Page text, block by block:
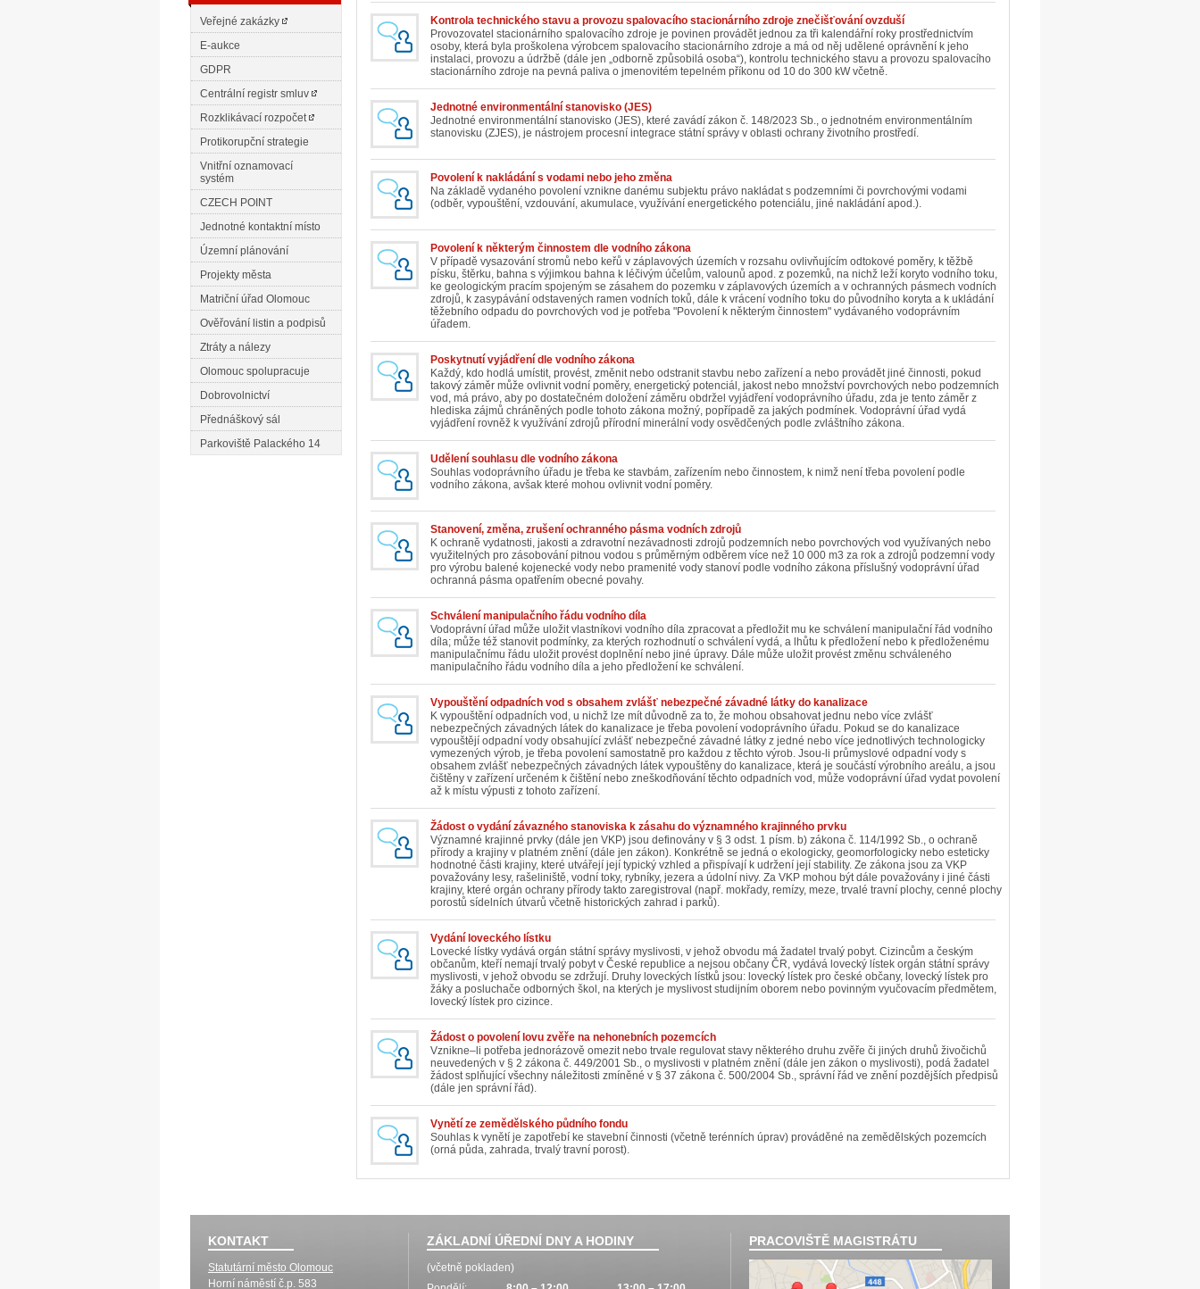
Veřejné zakázky
E-aukce
GDPR
Centrální registr smluv
Rozklikávací rozpočet
Protikorupční strategie
Vnitřní oznamovací
systém
CZECH POINT
Jednotné kontaktní místo
Územní plánování
Projekty města
Matriční úřad Olomouc
Ověřování listin a podpisů
Ztráty a nálezy
Olomouc spolupracuje
Dobrovolnictví
Přednáškový sál
Parkoviště Palackého 14
Kontrola technického stavu a provozu spalovacího stacionárního zdroje znečišťování ovzduší
Provozovatel stacionárního spalovacího zdroje je povinen provádět jednou za tři kalendářní roky prostřednictvím
osoby, která byla proškolena výrobcem spalovacího stacionárního zdroje a má od něj udělené oprávnění k jeho
instalaci, provozu a údržbě (dále jen „odborně způsobilá osoba“), kontrolu technického stavu a provozu spalovacího
stacionárního zdroje na pevná paliva o jmenovitém tepelném příkonu od 10 do 300 kW včetně.
Jednotné environmentální stanovisko (JES)
Jednotné environmentální stanovisko (JES), které zavádí zákon č. 148/2023 Sb., o jednotném environmentálním
stanovisku (ZJES), je nástrojem procesní integrace státní správy v oblasti ochrany životního prostředí.
Povolení k nakládání s vodami nebo jeho změna
Na základě vydaného povolení vznikne danému subjektu právo nakládat s podzemními či povrchovými vodami
(odběr, vypouštění, vzdouvání, akumulace, využívání energetického potenciálu, jiné nakládání apod.).
Povolení k některým činnostem dle vodního zákona
V případě vysazování stromů nebo keřů v záplavových územích v rozsahu ovlivňujícím odtokové poměry, k těžbě
písku, štěrku, bahna s výjimkou bahna k léčivým účelům, valounů apod. z pozemků, na nichž leží koryto vodního toku,
ke geologickým pracím spojeným se zásahem do pozemku v záplavových územích a v ochranných pásmech vodních
zdrojů, k zasypávání odstavených ramen vodních toků, dále k vrácení vodního toku do původního koryta a k ukládání
těžebního odpadu do povrchových vod je potřeba "Povolení k některým činnostem" vydávaného vodoprávním
úřadem.
Poskytnutí vyjádření dle vodního zákona
Každý, kdo hodlá umístit, provést, změnit nebo odstranit stavbu nebo zařízení a nebo provádět jiné činnosti, pokud
takový záměr může ovlivnit vodní poměry, energetický potenciál, jakost nebo množství povrchových nebo podzemních
vod, má právo, aby po dostatečném doložení záměru obdržel vyjádření vodoprávního úřadu, zda je tento záměr z
hlediska zájmů chráněných podle tohoto zákona možný, popřípadě za jakých podmínek. Vodoprávní úřad vydá
vyjádření rovněž k využívání zdrojů přírodní minerální vody osvědčených podle zvláštního zákona.
Udělení souhlasu dle vodního zákona
Souhlas vodoprávního úřadu je třeba ke stavbám, zařízením nebo činnostem, k nimž není třeba povolení podle
vodního zákona, avšak které mohou ovlivnit vodní poměry.
Stanovení, změna, zrušení ochranného pásma vodních zdrojů
K ochraně vydatnosti, jakosti a zdravotní nezávadnosti zdrojů podzemních nebo povrchových vod využívaných nebo
využitelných pro zásobování pitnou vodou s průměrným odběrem více než 10 000 m3 za rok a zdrojů podzemní vody
pro výrobu balené kojenecké vody nebo pramenité vody stanoví podle vodního zákona příslušný vodoprávní úřad
ochranná pásma opatřením obecné povahy.
Schválení manipulačního řádu vodního díla
Vodoprávní úřad může uložit vlastníkovi vodního díla zpracovat a předložit mu ke schválení manipulační řád vodního
díla; může též stanovit podmínky, za kterých rozhodnutí o schválení vydá, a lhůtu k předložení nebo k předloženému
manipulačnímu řádu uložit provést doplnění nebo jiné úpravy. Dále může uložit provést změnu schváleného
manipulačního řádu vodního díla a jeho předložení ke schválení.
Vypouštění odpadních vod s obsahem zvlášť nebezpečné závadné látky do kanalizace
K vypouštění odpadních vod, u nichž lze mít důvodně za to, že mohou obsahovat jednu nebo více zvlášť
nebezpečných závadných látek do kanalizace je třeba povolení vodoprávního úřadu. Pokud se do kanalizace
vypouštějí odpadní vody obsahující zvlášť nebezpečné závadné látky z jedné nebo více jednotlivých technologicky
vymezených výrob, je třeba povolení samostatně pro každou z těchto výrob. Jsou-li průmyslové odpadní vody s
obsahem zvlášť nebezpečných závadných látek vypouštěny do kanalizace, která je součástí výrobního areálu, a jsou
čištěny v zařízení určeném k čištění nebo zneškodňování těchto odpadních vod, může vodoprávní úřad vydat povolení
až k místu výpusti z tohoto zařízení.
Žádost o vydání závazného stanoviska k zásahu do významného krajinného prvku
Významné krajinné prvky (dále jen VKP) jsou definovány v § 3 odst. 1 písm. b) zákona č. 114/1992 Sb., o ochraně
přírody a krajiny v platném znění (dále jen zákon). Konkrétně se jedná o ekologicky, geomorfologicky nebo esteticky
hodnotné části krajiny, které utvářejí její typický vzhled a přispívají k udržení její stability. Ze zákona jsou za VKP
považovány lesy, rašeliniště, vodní toky, rybníky, jezera a údolní nivy. Za VKP mohou být dále považovány i jiné části
krajiny, které orgán ochrany přírody takto zaregistroval (např. mokřady, remízy, meze, trvalé travní plochy, cenné plochy
porostů sídelních útvarů včetně historických zahrad i parků).
Vydání loveckého lístku
Lovecké lístky vydává orgán státní správy myslivosti, v jehož obvodu má žadatel trvalý pobyt. Cizincům a českým
občanům, kteří nemají trvalý pobyt v České republice a nejsou občany ČR, vydává lovecký lístek orgán státní správy
myslivosti, v jehož obvodu se zdržují. Druhy loveckých lístků jsou: lovecký lístek pro české občany, lovecký lístek pro
žáky a posluchače odborných škol, na kterých je myslivost studijním oborem nebo povinným vyučovacím předmětem,
lovecký lístek pro cizince.
Žádost o povolení lovu zvěře na nehonebních pozemcích
Vznikne–li potřeba jednorázově omezit nebo trvale regulovat stavy některého druhu zvěře či jiných druhů živočichů
neuvedených v § 2 zákona č. 449/2001 Sb., o myslivosti v platném znění (dále jen zákon o myslivosti), podá žadatel
žádost splňující všechny náležitosti zmíněné v § 37 zákona č. 500/2004 Sb., správní řád ve znění pozdějších předpisů
(dále jen správní řád).
Vynětí ze zemědělského půdního fondu
Souhlas k vynětí je zapotřebí ke stavební činnosti (včetně terénních úprav) prováděné na zemědělských pozemcích
(orná půda, zahrada, trvalý travní porost).
KONTAKT
Statutární město Olomouc
Horní náměstí č.p. 583
ZÁKLADNÍ ÚŘEDNÍ DNY A HODINY
(včetně pokladen)
PRACOVIŠTĚ MAGISTRÁTU